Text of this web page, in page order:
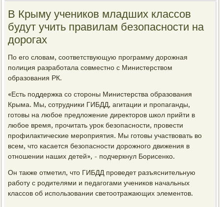
В Крыму учеников младших классов
будут учить правилам безопасности на
дорогах
По его словам, соответствующую программу дорожная
полиция разработала совместно с Министерством
образования РК.
«Есть поддержка со стороны Министерства образования
Крыма. Мы, сотрудники ГИБДД, агитации и пропаганды,
готовы на любое предложение директоров школ прийти в
любое время, прочитать урок безопасности, провести
профилактические мероприятия. Мы готовы участвовать во
всем, что касается безопасности дорожного движения в
отношении наших детей», - подчеркнул Борисенко.
Он также отметил, что ГИБДД проведет разъяснительную
работу с родителями и педагогами учеников начальных
классов об использовании светоотражающих элементов.